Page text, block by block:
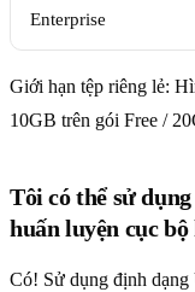
Enterprise
Giới hạn tệp riêng lẻ:
10GB trên gói Free /
Tôi có thể sử
huấn luyện cục bộ
Có! Sử dụng định